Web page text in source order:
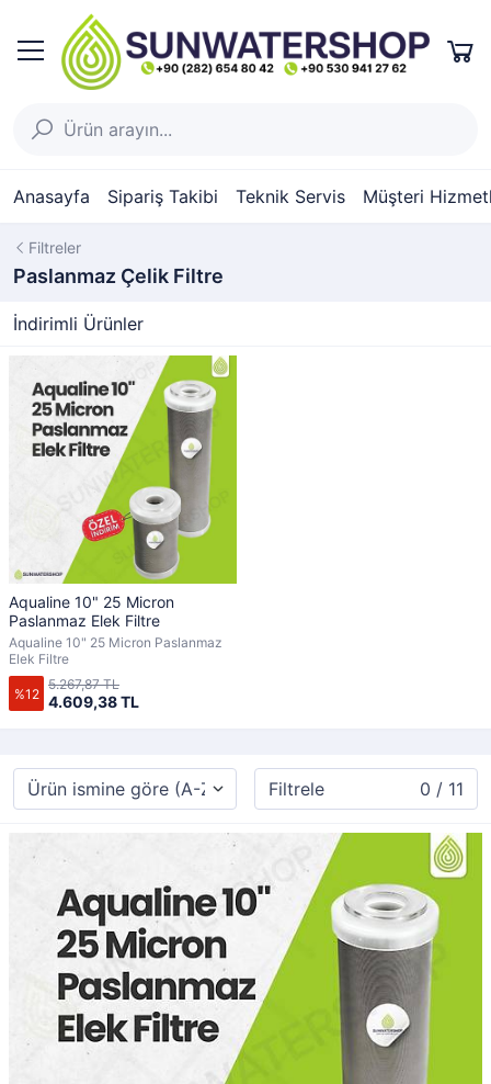
Anasayfa Sipariş Takibi Teknik Servis Müşteri
Filtreler
Paslanmaz Çelik Filtre
İndirimli Ürünler
Aqualine 10" 25 Micron
Paslanmaz Elek Filtre
Aqualine 10" 25 Micron Paslanmaz
Elek Filtre
%12 4.609,38 TL
5.267,87 TL
Filtrele 0 / 11